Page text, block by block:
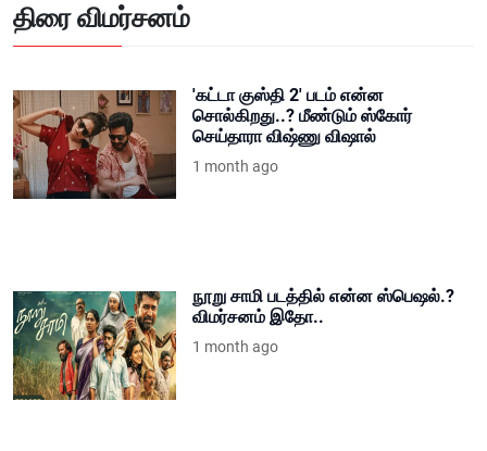
திரை விமர்சனம்
'கட்டா குஸ்தி 2' படம் என்ன
சொல்கிறது..? மீண்டும் ஸ்கோர்
செய்தாரா விஷ்ணு விஷால்
1 month ago
நூறு சாமி படத்தில் என்ன ஸ்பெஷல்.?
விமர்சனம் இதோ..
1 month ago